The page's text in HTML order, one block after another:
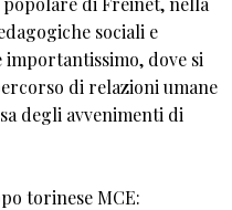
sociali e
dove si
di relazioni umane
degli avvenimenti di
torinese MCE: